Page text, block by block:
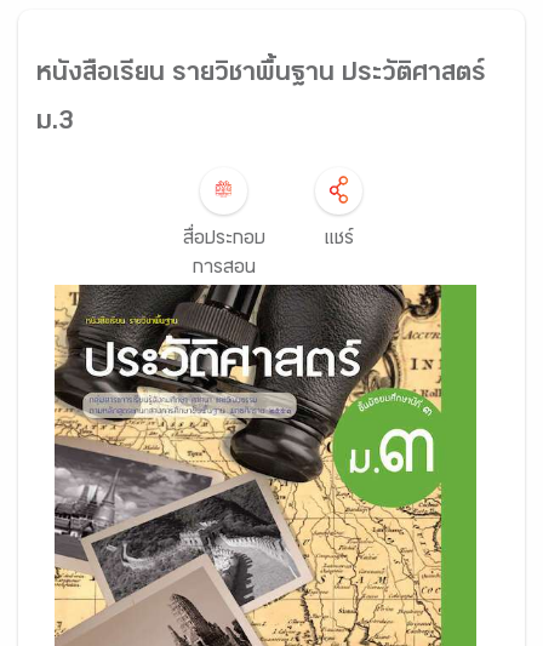
หนังสือเรียน รายวิชาพื้นฐาน ประวัติศาสตร์
ม.3
สื่อประกอบ
การสอน
แชร์